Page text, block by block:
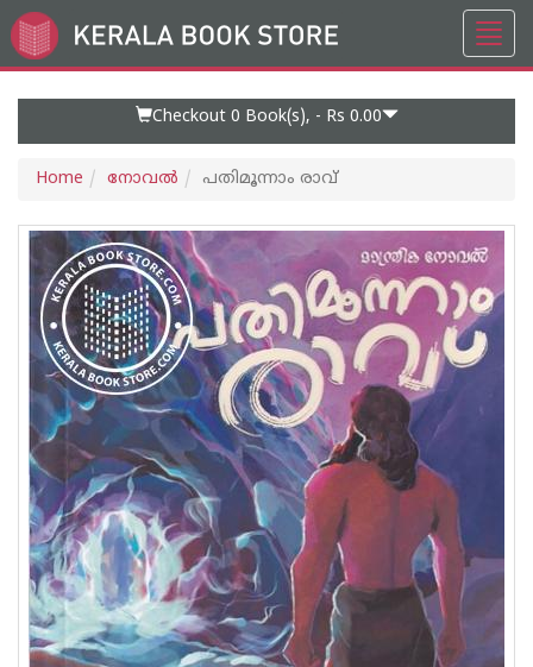
Go
to
Checkout 0 Book(s), - Rs 0.00
Home നോവല്‍ പതിമൂന്നാം രാവ്